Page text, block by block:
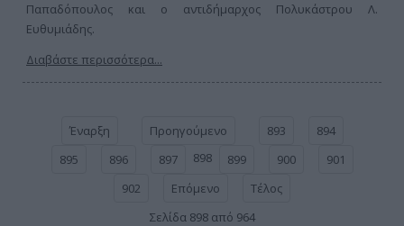
Παπαδόπουλος και ο αντιδήμαρχος Πολυκάστρου Λ.
Ευθυμιάδης.
Διαβάστε περισσότερα...
Έναρξη Προηγούμενο 893
894
895
896 897 898 899 900
901
902
Επόμενο
Τέλος
Σελίδα 898 από 964